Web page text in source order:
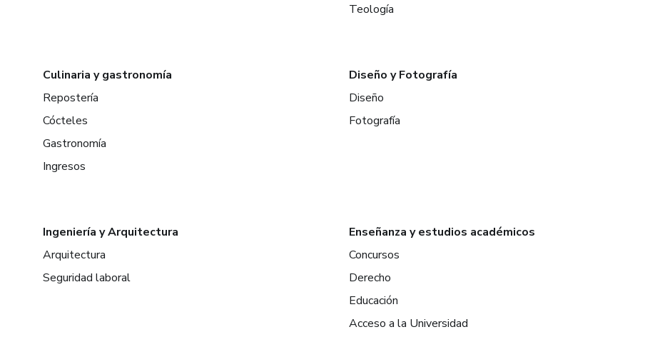
Teología
Culinaria y gastronomía
Repostería
Cócteles
Gastronomía
Ingresos
Diseño y Fotografía
Diseño
Fotografía
Ingeniería y Arquitectura
Arquitectura
Seguridad laboral
Enseñanza y estudios académicos
Concursos
Derecho
Educación
Acceso a la Universidad